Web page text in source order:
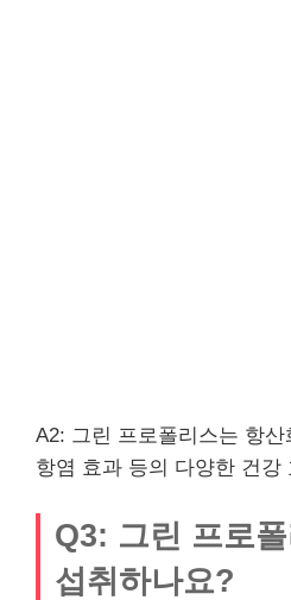
A2: 그린 프로폴리스는 항
항염 효과 등의 다양한 건강
Q3: 그린 프로
섭취하나요?